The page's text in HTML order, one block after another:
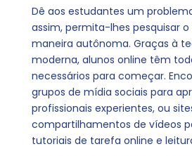
Dê aos estudantes um
assim, permita-lhes pesquisar
maneira autônoma. Graças à
moderna, alunos online têm
necessários para começar.
grupos de mídia sociais para
profissionais experientes, ou
compartilhamentos de vídeos
tutoriais de tarefa online e